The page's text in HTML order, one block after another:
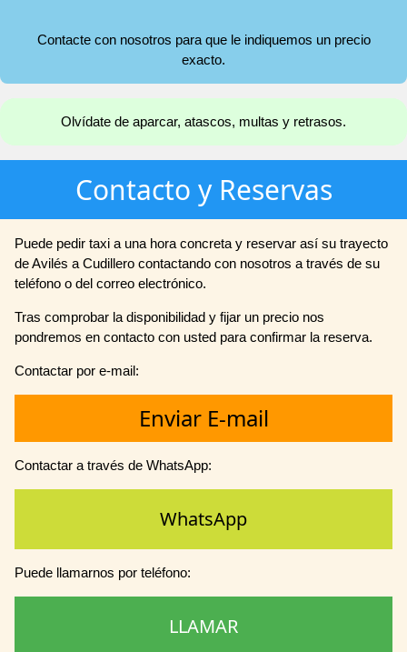
Contacte con nosotros para que le indiquemos un precio
exacto.
Olvídate de aparcar, atascos, multas y retrasos.
Contacto y Reservas
Puede pedir taxi a una hora concreta y reservar así su trayecto
de Avilés a Cudillero contactando con nosotros a través de su
teléfono o del correo electrónico.
Tras comprobar la disponibilidad y fijar un precio nos
pondremos en contacto con usted para confirmar la reserva.
Contactar por e-mail:
Enviar E-mail
Contactar a través de WhatsApp:
WhatsApp
Puede llamarnos por teléfono:
LLAMAR